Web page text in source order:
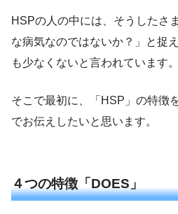
HSPの人の中には、そうしたさ
な病気なのではないか？」と捉
も少なくないと言われています。
そこで最初に、「HSP」の特徴
でお伝えしたいと思います。
４つの特徴「DOES」